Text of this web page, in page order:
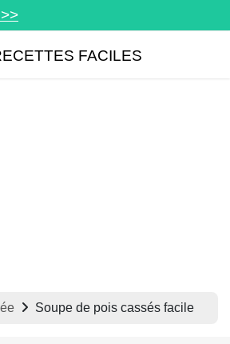
FACILES
Soupe de pois cassés facile